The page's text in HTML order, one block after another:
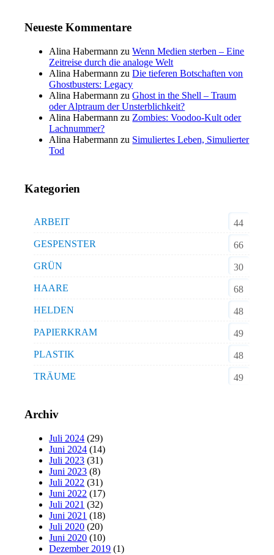
Neueste Kommentare
Alina Habermann zuWenn Medien sterben – Eine
Zeitreise durch die analoge Welt
Alina Habermann zuDie tieferen Botschaften von
Ghostbusters: Legacy
Alina Habermann zuGhost in the Shell – Traum
oder Alptraum der Unsterblichkeit?
Alina Habermann zu Zombies: Voodoo-Kult oder
Lachnummer?
Alina Habermann zu Simuliertes Leben, Simulierter
Tod
Kategorien
ARBEIT
44
GESPENSTER
66
GRÜN
30
HAARE
68
HELDEN
48
PAPIERKRAM
49
PLASTIK
48
TRÄUME
49
Archiv
Juli 2024 (29)
Juni 2024 (14)
Juli 2023 (31)
Juni 2023 (8)
Juli 2022 (31)
Juni 2022 (17)
Juli 2021 (32)
Juni 2021 (18)
Juli 2020 (20)
Juni 2020 (10)
Dezember 2019 (1)